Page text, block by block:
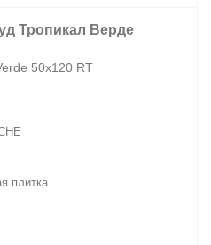
Тропикал Верде
50x120 RT
плитка